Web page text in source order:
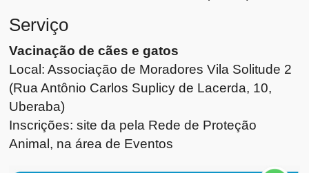
Serviço
Vacinação de cães e gatos
Local: Associação de Moradores Vila Solitude 2
(Rua Antônio Carlos Suplicy de Lacerda, 10,
Uberaba)
Inscrições: site da pela Rede de Proteção
Animal, na área de Eventos